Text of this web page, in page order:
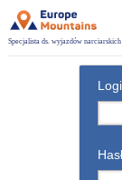
Specjalista ds. wyjazdów narciarskich